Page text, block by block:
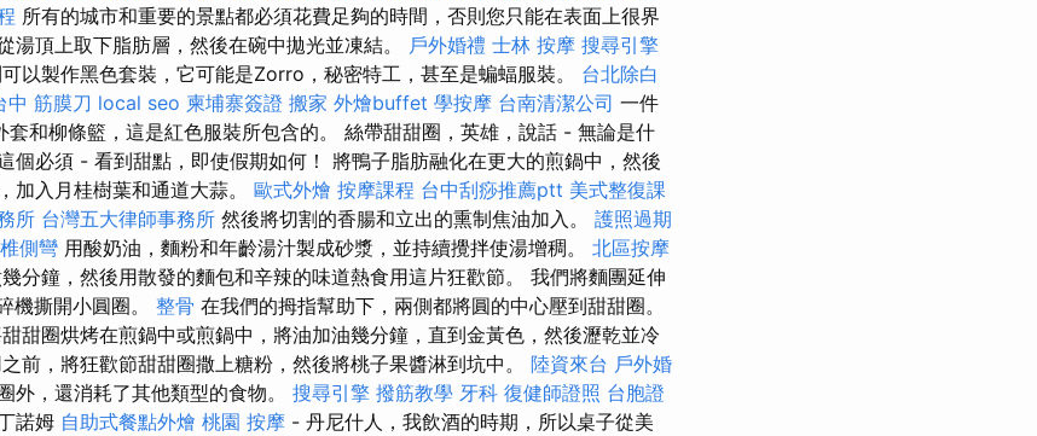
所有的城市和重要的景點都必須花費足夠的時間，否則您只能在表面上很界
湯頂上取下脂肪層，然後在碗中拋光並凍結。 戶外婚禮 士林 按摩 搜尋引擎
以製作黑色套裝，它可能是Zorro，秘密特工，甚至是蝙蝠服裝。 台北除白
中 筋膜刀 local seo 柬埔寨簽證 搬家 外燴buffet 學按摩 台南清潔公司 一件
套和柳條籃，這是紅色服裝所包含的。 絲帶甜甜圈，英雄，說話 - 無論是什
個必須 - 看到甜點，即使假期如何！ 將鴨子脂肪融化在更大的煎鍋中，然後
加入月桂樹葉和通道大蒜。 歐式外燴 按摩課程 台中刮痧推薦ptt 美式整復課
所 台灣五大律師事務所 然後將切割的香腸和立出的熏制焦油加入。 護照過期
側彎 用酸奶油，麵粉和年齡湯汁製成砂漿，並持續攪拌使湯增稠。 北區按摩
分鐘，然後用散發的麵包和辛辣的味道熱食用這片狂歡節。 我們將麵團延伸
機撕開小圓圈。 整骨 在我們的拇指幫助下，兩側都將圓的中心壓到甜甜圈。
甜圈烘烤在煎鍋中或煎鍋中，將油加油幾分鐘，直到金黃色，然後瀝乾並冷
前，將狂歡節甜甜圈撒上糖粉，然後將桃子果醬淋到坑中。 陸資來台 戶外婚
外，還消耗了其他類型的食物。 搜尋引擎 撥筋教學 牙科 復健師證照 台胞證
諾姆 自助式餐點外燴 桃園 按摩 - 丹尼什人，我飲酒的時期，所以桌子從美